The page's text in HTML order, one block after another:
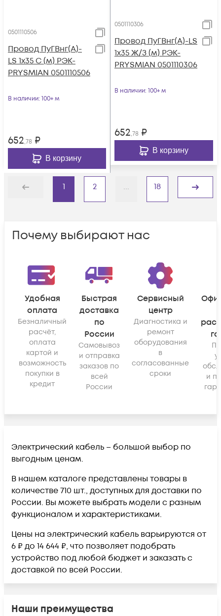
0501110506
Провод ПуГВнг(А)-
LS 1х35 С (м) РЭК-
PRYSMIAN 0501110506
В наличии: 100+ м
652,78 ₽
В корзину
0501110306
Провод ПуГВнг(А)-LS
1х35 Ж/З (м) РЭК-
PRYSMIAN 0501110306
В наличии: 100+ м
652,78 ₽
В корзину
Назад
1 2 ... 18
Дальше
Почему выбирают нас
Удобная
оплата
Безналичный
расчёт,
оплата
картой и
возможность
покупки в
кредит
Быстрая
доставка
по
России
Самовывоз
и отправка
заказов по
всей
России
Сервисный
центр
Диагностика и
ремонт
оборудования
в
согласованные
сроки
и
Электрический кабель – большой выбор по
выгодным ценам.
В нашем каталоге представлены товары в
количестве 710 шт., доступных для доставки по
России. Вы можете выбрать модели с разным
функционалом и характеристиками.
Цены на электрический кабель варьируются от
6 ₽ до 14 644 ₽, что позволяет подобрать
устройство под любой бюджет и заказать с
доставкой по всей России.
Наши преимущества